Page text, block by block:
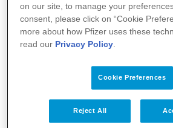
Madrid, 5 de febrero de 2026.-
candidaturas para laXXVII
Premios de Innovación
on our site, to manage your
consent, please click on “Cookie
more about how Pfizer uses these
read our Privacy Policy.
Cookie Preferences
Reject All